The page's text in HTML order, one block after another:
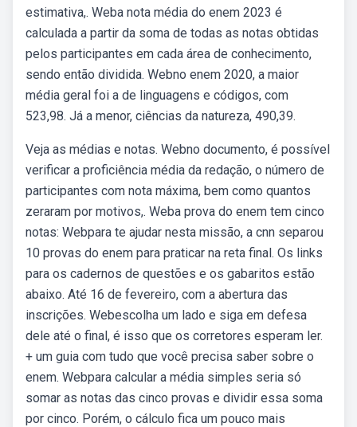
estimativa,. Weba nota média do enem 2023 é
calculada a partir da soma de todas as notas obtidas
pelos participantes em cada área de conhecimento,
sendo então dividida. Webno enem 2020, a maior
média geral foi a de linguagens e códigos, com
523,98. Já a menor, ciências da natureza, 490,39.
Veja as médias e notas. Webno documento, é possível
verificar a proficiência média da redação, o número de
participantes com nota máxima, bem como quantos
zeraram por motivos,. Weba prova do enem tem cinco
notas: Webpara te ajudar nesta missão, a cnn separou
10 provas do enem para praticar na reta final. Os links
para os cadernos de questões e os gabaritos estão
abaixo. Até 16 de fevereiro, com a abertura das
inscrições. Webescolha um lado e siga em defesa
dele até o final, é isso que os corretores esperam ler.
+ um guia com tudo que você precisa saber sobre o
enem. Webpara calcular a média simples seria só
somar as notas das cinco provas e dividir essa soma
por cinco. Porém, o cálculo fica um pouco mais